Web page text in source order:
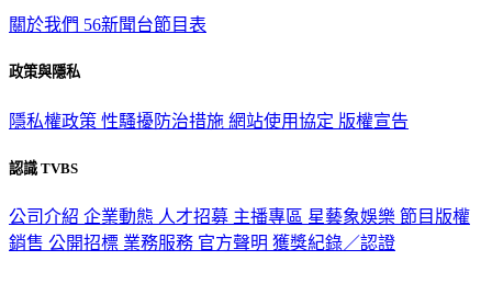
關於我們 56新聞台節目表
政策與隱私
隱私權政策 性騷擾防治措施 網站使用協定 版權宣告
認識 TVBS
公司介紹 企業動態 人才招募 主播專區 星藝象娛樂 節目版權
銷售 公開招標 業務服務 官方聲明 獲獎紀錄／認證